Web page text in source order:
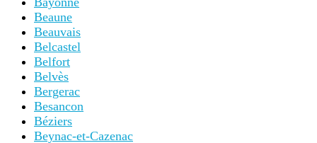
Beaune
Beauvais
Belcastel
Belfort
Belvès
Bergerac
Besancon
Béziers
Beynac-et-Cazenac